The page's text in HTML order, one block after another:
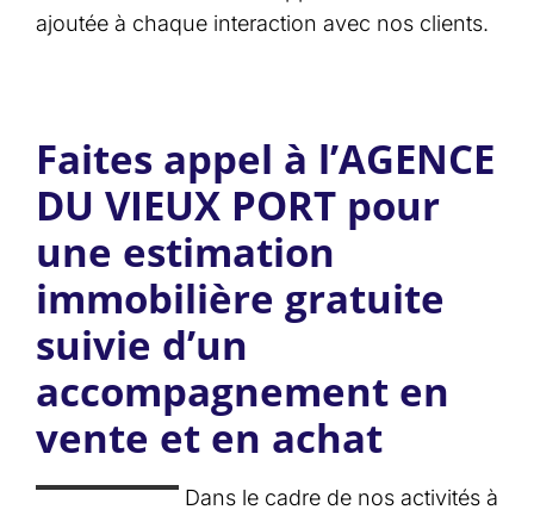
ajoutée à chaque interaction avec nos clients.
Faites appel à l’AGENCE
DU VIEUX PORT pour
une estimation
immobilière gratuite
suivie d’un
accompagnement en
vente et en achat
Dans le cadre de nos activités à